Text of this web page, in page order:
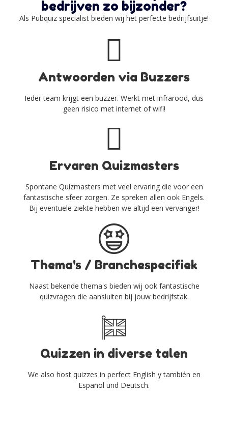
bedrijven zo bijzonder?
Als Pubquiz specialist bieden wij het perfecte bedrijfsuitje!
Antwoorden via Buzzers
Ieder team krijgt een buzzer. Werkt met infrarood, dus
geen risico met internet of wifi!
Ervaren Quizmasters
Spontane Quizmasters met veel ervaring die voor een
fantastische sfeer zorgen. Ze spreken allen ook Engels.
Bij eventuele ziekte hebben we altijd een vervanger!
Thema's / Branchespecifiek
Naast bekende thema's bieden wij ook fantastische
quizvragen die aansluiten bij jouw bedrijfstak.
Quizzen in diverse talen
We also host quizzes in perfect English y también en
Español und Deutsch.